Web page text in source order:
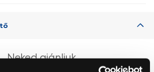
Neked ajánljuk